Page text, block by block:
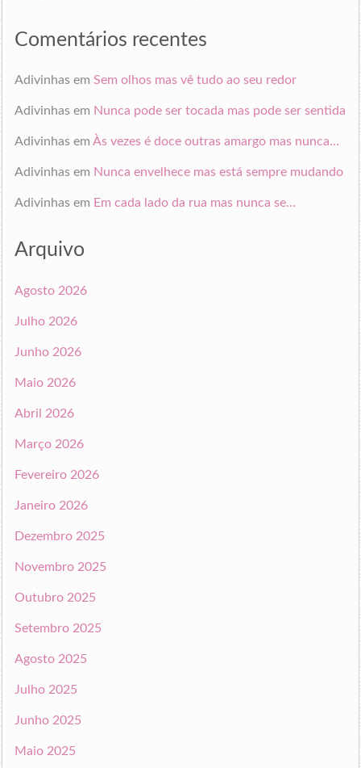
Comentários recentes
Adivinhasem Sem olhos mas vê tudo ao seu redor
Adivinhasem Nunca pode ser tocada mas pode ser sentida
Adivinhasem Às vezes é doce outras amargo mas nunca…
Adivinhasem Nunca envelhece mas está sempre mudando
Adivinhasem Em cada lado da rua mas nunca se…
Arquivo
Agosto 2026
Julho 2026
Junho 2026
Maio 2026
Abril 2026
Março 2026
Fevereiro 2026
Janeiro 2026
Dezembro 2025
Novembro 2025
Outubro 2025
Setembro 2025
Agosto 2025
Julho 2025
Junho 2025
Maio 2025